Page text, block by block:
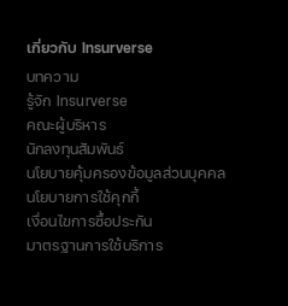
เกี่ยวกับ Insurverse
บทความ
รู้จัก Insurverse
คณะผู้บริหาร
นักลงทุนสัมพันธ์
นโยบายคุ้มครองข้อมูลส่วนบุคคล
นโยบายการใช้คุกกี้
เงื่อนไขการซื้อประกัน
มาตรฐานการใช้บริการ